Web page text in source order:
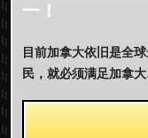
一！
目前加拿大依旧是全
民，就必须满足加拿